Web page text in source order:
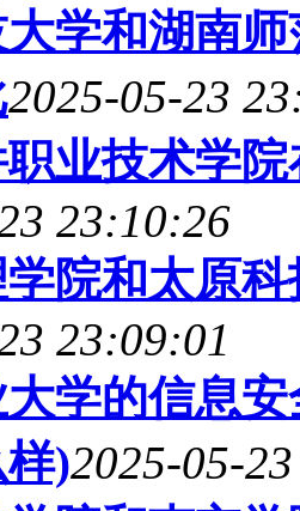
学和湖南
2025-05-23
业技术学
23:10:26
院和太原
23:09:01
学的信息
)2025-05-